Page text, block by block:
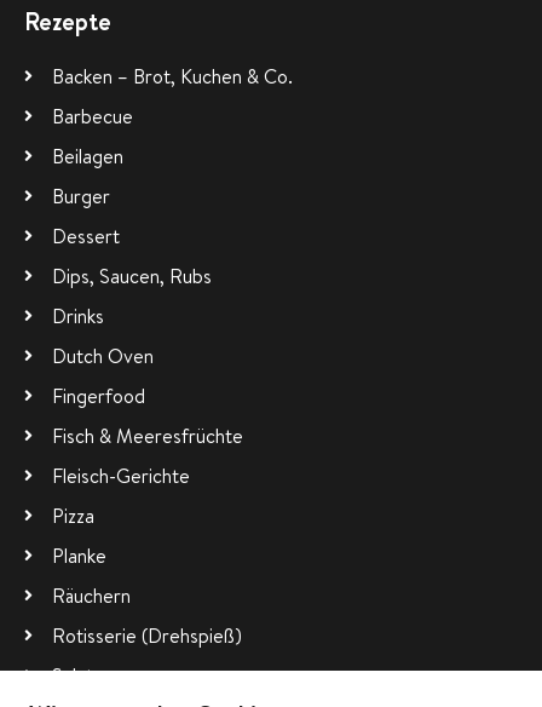
Rezepte
Backen – Brot, Kuchen & Co.
Barbecue
Beilagen
Burger
Dessert
Dips, Saucen, Rubs
Drinks
Dutch Oven
Fingerfood
Fisch & Meeresfrüchte
Fleisch-Gerichte
Pizza
Planke
Räuchern
Rotisserie (Drehspieß)
Salate